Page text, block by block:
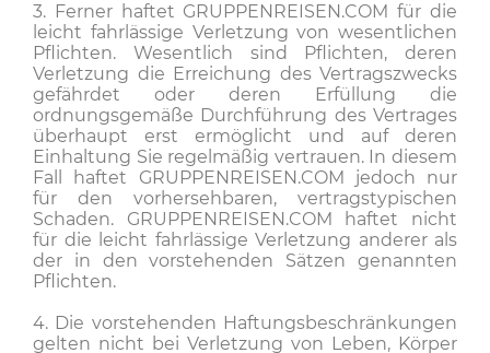
3. Ferner haftet GRUPPENREISEN.COM für die
leicht fahrlässige Verletzung von wesentlichen
Pflichten. Wesentlich sind Pflichten, deren
Verletzung die Erreichung des Vertragszwecks
gefährdet oder deren Erfüllung die
ordnungsgemäße Durchführung des Vertrages
überhaupt erst ermöglicht und auf deren
Einhaltung Sie regelmäßig vertrauen. In diesem
Fall haftet GRUPPENREISEN.COM jedoch nur
für den vorhersehbaren, vertragstypischen
Schaden. GRUPPENREISEN.COM haftet nicht
für die leicht fahrlässige Verletzung anderer als
der in den vorstehenden Sätzen genannten
Pflichten.
4. Die vorstehenden Haftungsbeschränkungen
gelten nicht bei Verletzung von Leben, Körper